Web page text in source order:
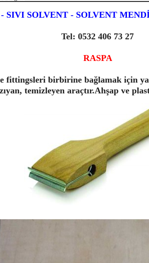
- SIVI SOLVENT - SOLVENT
Tel: 0532 406 73 27
RASPA
fittingsleri birbirine bağlamak için
temizleyen araçtır.Ahşap ve